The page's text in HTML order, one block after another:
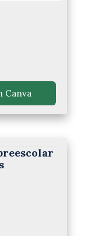
Canva